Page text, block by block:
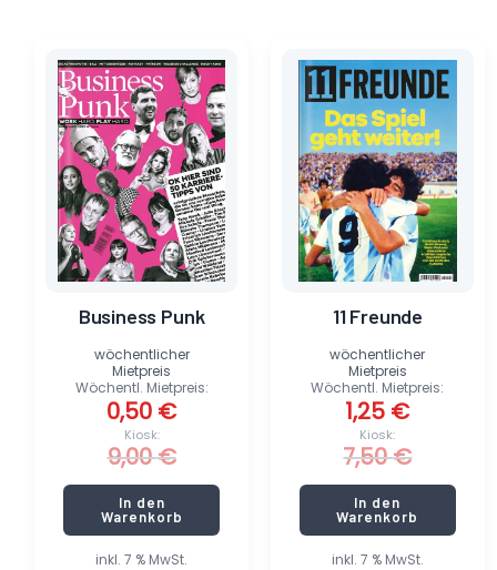
inkl. 7 % MwSt.
Business Punk
Kiosk:
9,00€
Preis
war:
9,00 €
Wöchentl. Mietpreis:
0,50 €
Preis
ist:
0,50 €.
wöchentlicher
Mietpreis
In den
Warenkorb
inkl. 7 % MwSt.
11 Freunde
Kiosk:
7,50€
Preis
war:
7,50 €
Wöchentl. Mietpreis:
1,25 €
Preis
ist:
1,25 €.
wöchentlicher
Mietpreis
In den
Warenkorb